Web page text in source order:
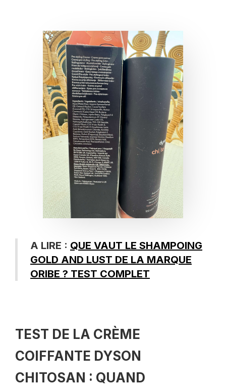
A LIRE : QUE VAUT LE SHAMPOING
GOLD AND LUST DE LA MARQUE
ORIBE ? TEST COMPLET
TEST DE LA CRÈME
COIFFANTE DYSON
CHITOSAN : QUAND